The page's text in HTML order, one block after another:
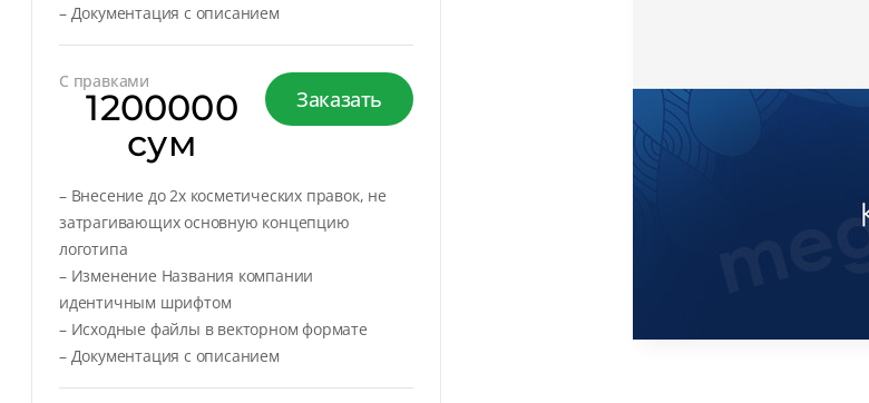
– Документация с описанием
С правками
1200000
сум
Заказать
– Внесение до 2х косметических правок, не
затрагивающих основную концепцию
логотипа
– Изменение Названия компании
идентичным шрифтом
– Исходные файлы в векторном формате
– Документация с описанием